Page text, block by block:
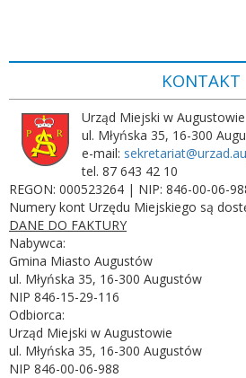
KONTAKT
Urząd Miejski w Augustowie
ul. Młyńska 35, 16-300
e-mail:
tel. 87 643 42 10
REGON: 000523264 | NIP: 846-00-06-
Numery kont Urzędu Miejskiego są
DANE DO FAKTURY
Nabywca:
Gmina Miasto Augustów
ul. Młyńska 35, 16-300 Augustów
NIP 846-15-29-116
Odbiorca:
Urząd Miejski w Augustowie
ul. Młyńska 35, 16-300 Augustów
NIP 846-00-06-988